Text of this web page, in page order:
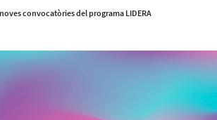
convocatòries del programa LIDERA